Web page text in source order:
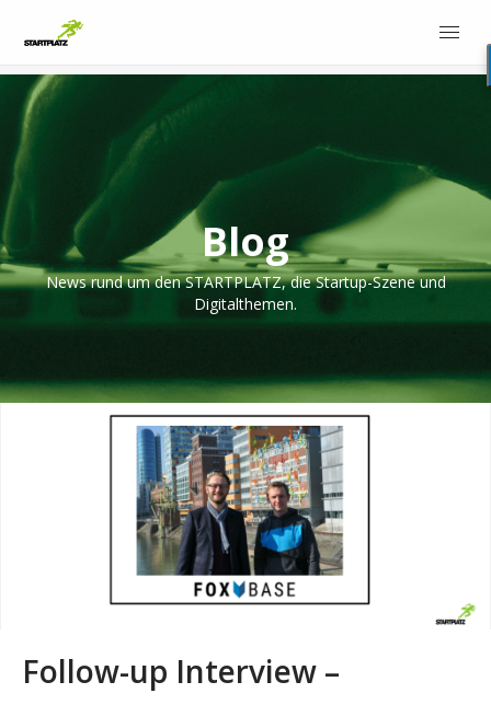
Blog
News rund um den STARTPLATZ, die Startup-Szene und
Digitalthemen.
Follow-up Interview –